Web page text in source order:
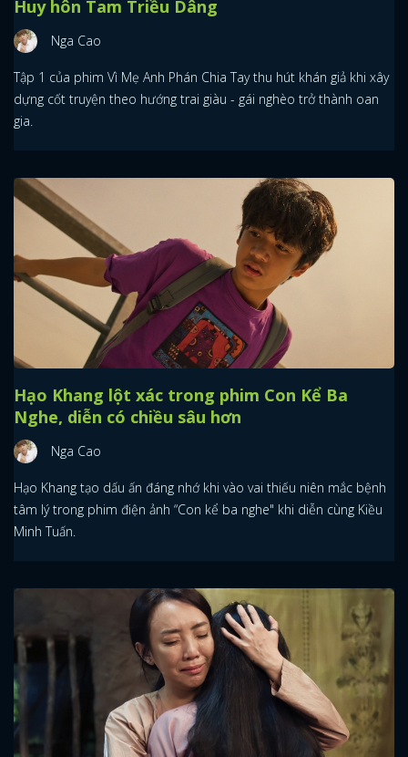
Huy hôn Tam Triều Dâng
Nga Cao
Tập 1 của phim Vì Mẹ Anh Phán Chia Tay thu hút khán giả khi xây
dựng cốt truyện theo hướng trai giàu - gái nghèo trở thành oan
gia.
Hạo Khang lột xác trong phim Con Kể Ba
Nghe, diễn có chiều sâu hơn
Nga Cao
Hạo Khang tạo dấu ấn đáng nhớ khi vào vai thiếu niên mắc bệnh
tâm lý trong phim điện ảnh “Con kể ba nghe" khi diễn cùng Kiều
Minh Tuấn.